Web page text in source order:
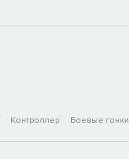
Контроллер Боевые гонки